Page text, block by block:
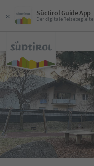
Südtirol Guide App
Der digitale